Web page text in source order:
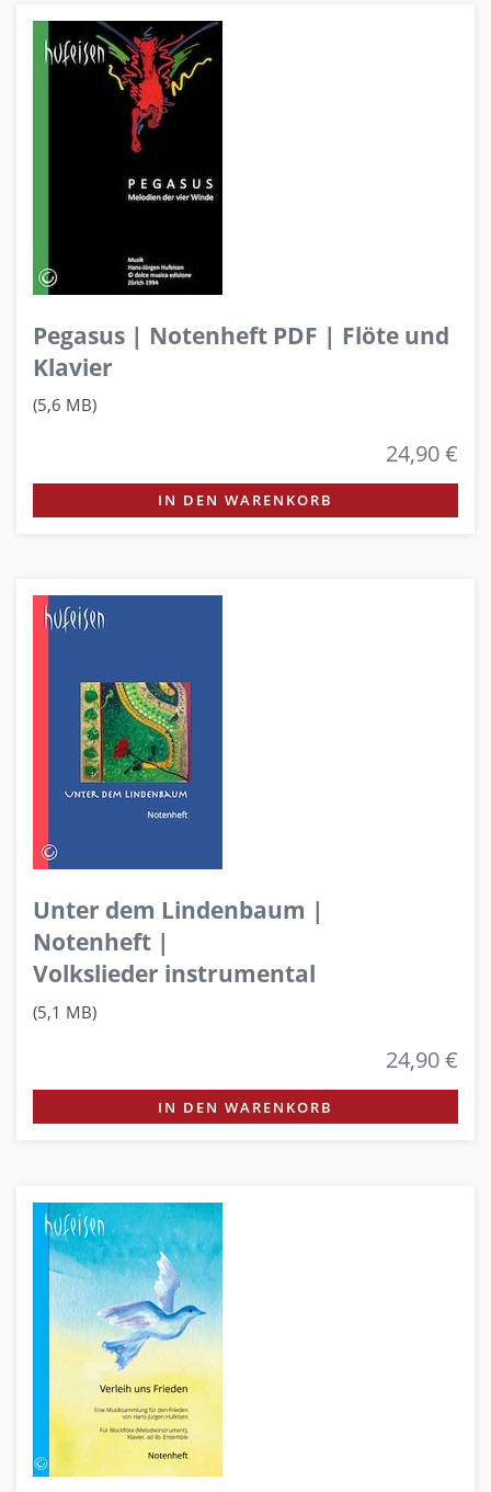
Pegasus | Notenheft PDF | Flöte und
Klavier
(5,6 MB)
24,90 €
IN DEN WARENKORB
Unter dem Lindenbaum |
Notenheft |
Volkslieder instrumental
(5,1 MB)
24,90 €
IN DEN WARENKORB